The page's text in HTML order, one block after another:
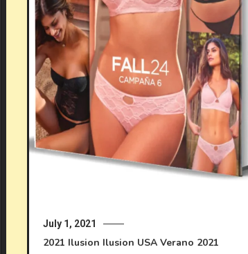
July 1, 2021
2021 Ilusion Ilusion USA Verano 2021